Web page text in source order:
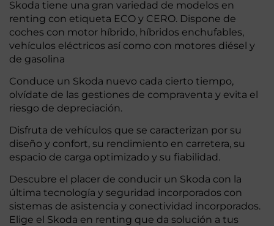
Skoda tiene una gran variedad de modelos en
renting con etiqueta ECO y CERO. Dispone de
coches con motor híbrido, híbridos enchufables,
vehículos eléctricos así como con motores diésel y
de gasolina
Conduce un Skoda nuevo cada cierto tiempo,
olvídate de las gestiones de compraventa y evita el
riesgo de depreciación.
Disfruta de vehículos que se caracterizan por su
diseño y confort, su rendimiento en carretera, su
espacio de carga optimizado y su fiabilidad.
Descubre el placer de conducir un Skoda con la
última tecnología y seguridad incorporados con
sistemas de asistencia y conectividad incorporados.
Elige el Skoda en renting que da solución a tus